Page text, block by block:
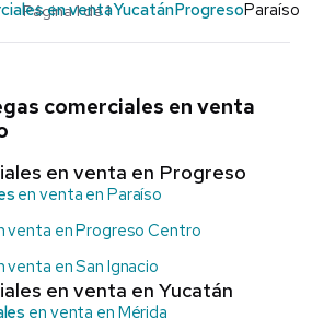
Página 1 de 1
en ventaYucatánProgresoParaíso
comerciales en venta
en venta en Progreso
en venta en Paraíso
venta en Progreso Centro
venta en San Ignacio
en venta en Yucatán
en venta en Mérida